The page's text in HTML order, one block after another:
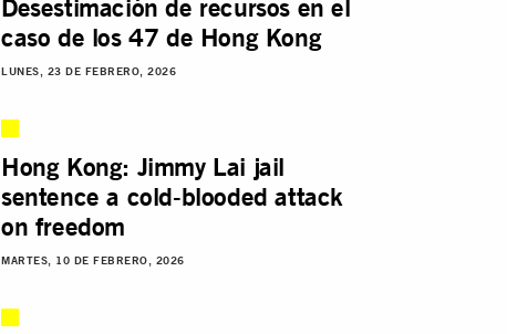
Desestimación de recursos en el
caso de los 47 de Hong Kong
LUNES, 23 DE FEBRERO, 2026
Hong Kong: Jimmy Lai jail
sentence a cold-blooded attack
on freedom
MARTES, 10 DE FEBRERO, 2026